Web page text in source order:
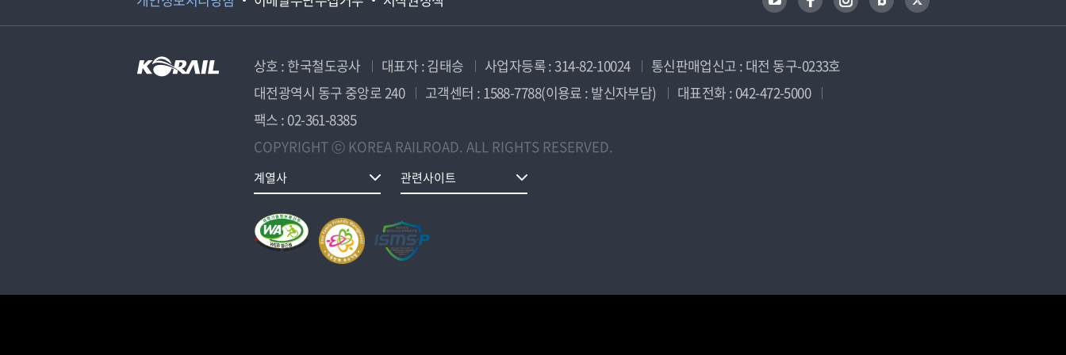
상호 : 한국철도공사 대표자 : 김태승 사업자등록 : 314-82-10024
통신판매업신고 : 대전 동구-0233호
대전광역시 동구 중앙로 240
고객센터 : 1588-7788(이용료 : 발신자부담)
대표전화 : 042-472-5000
팩스 : 02-361-8385
COPYRIGHT ⓒ KOREA RAILROAD. ALL RIGHTS RESERVED.
계열사 관련사이트